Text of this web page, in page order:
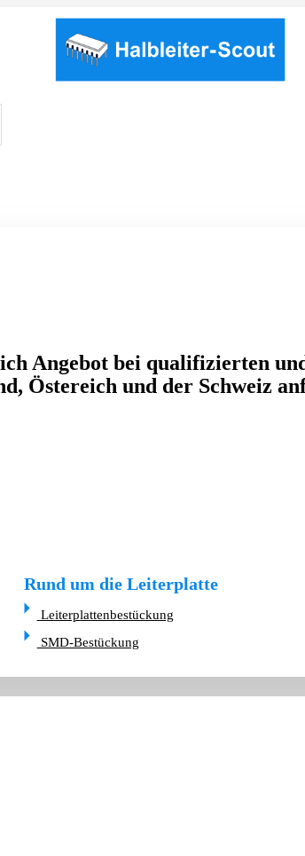
Angebot bei qualifizierten
Östereich und der Schweiz
Rund um die Leiterplatte
Leiterplattenbestückung
SMD-Bestückung